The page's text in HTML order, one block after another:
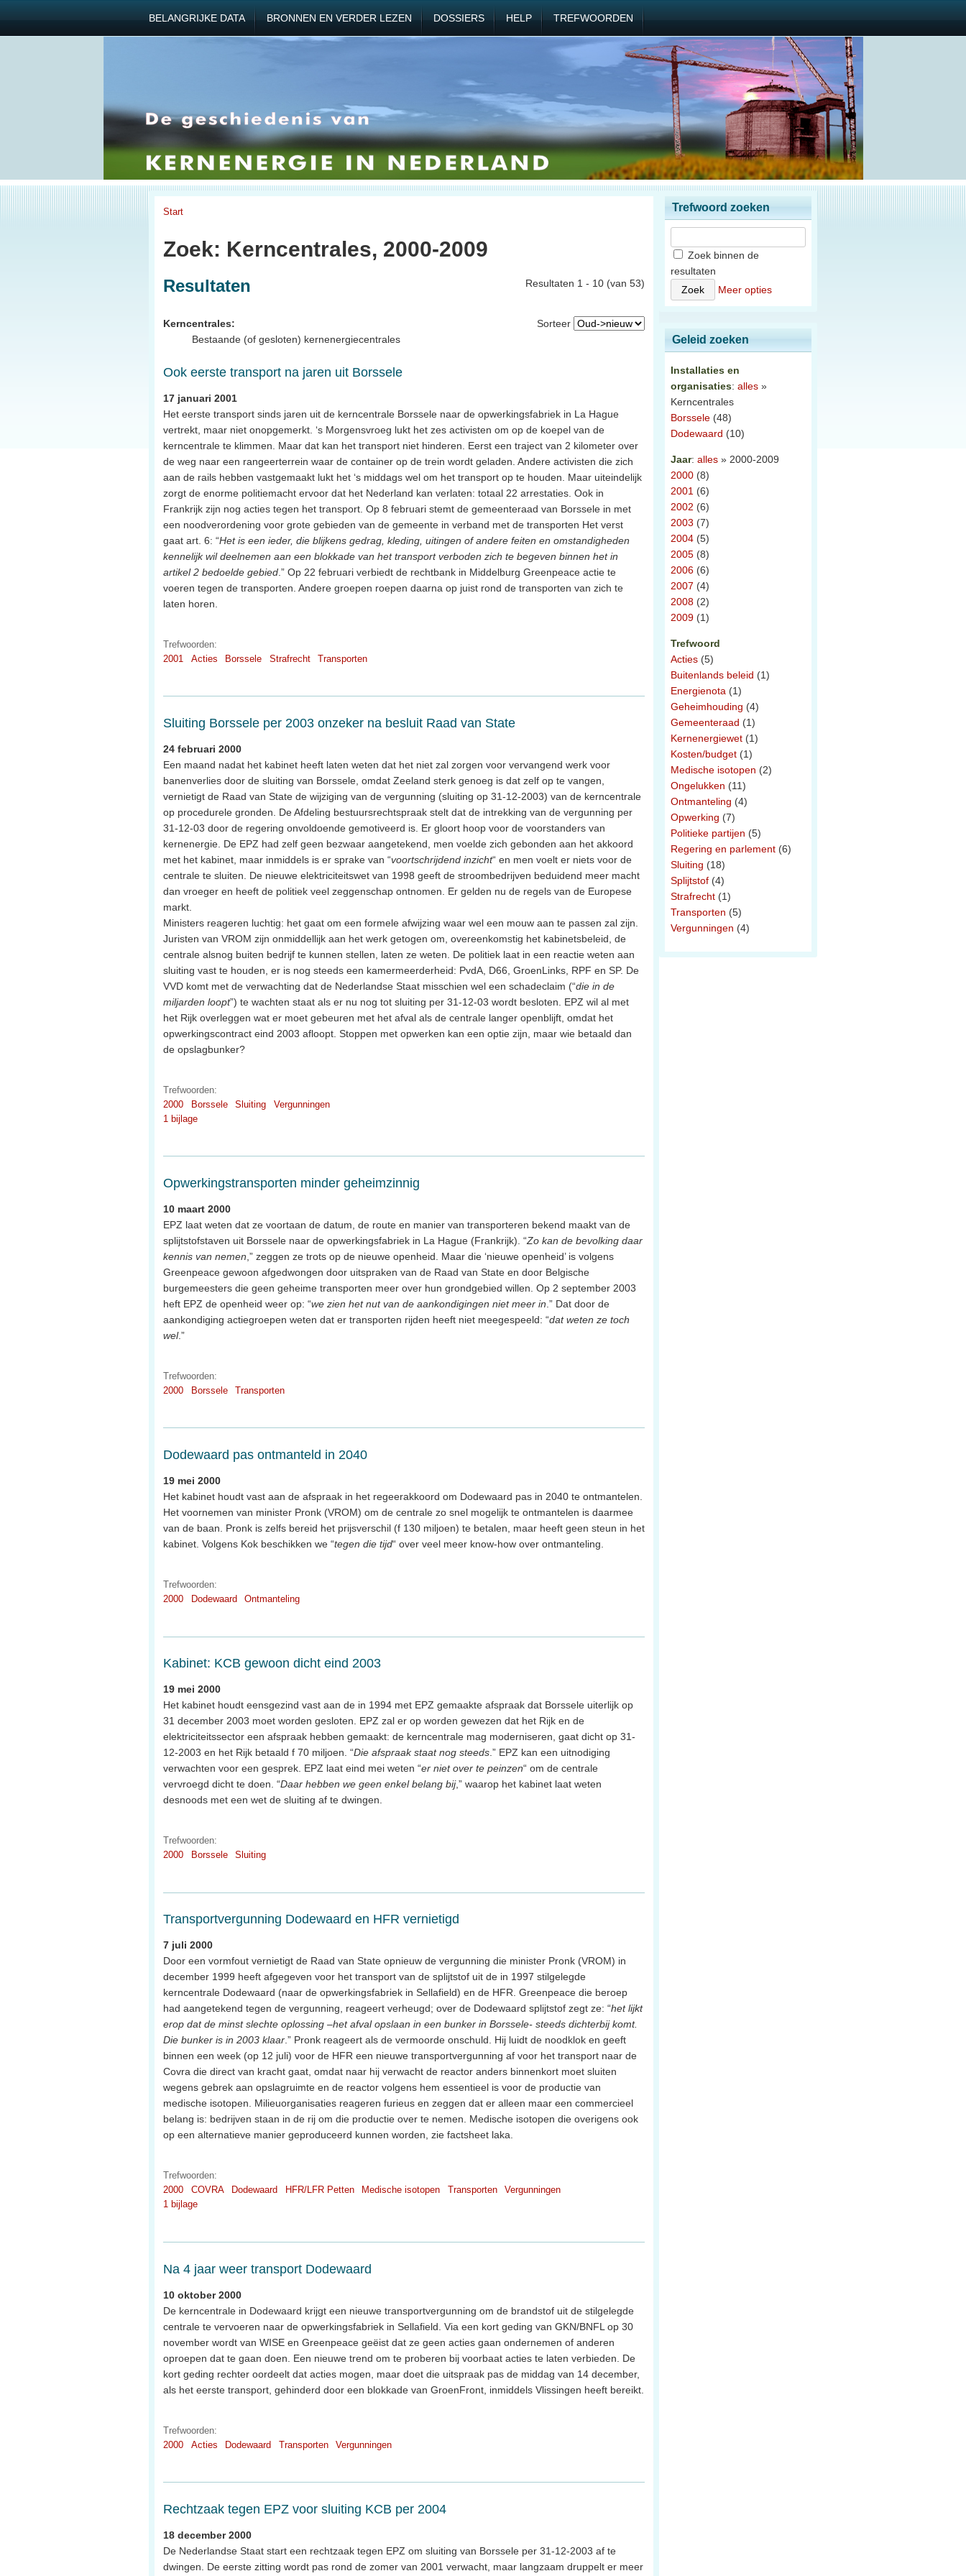
BELANGRIJKE DATA BRONNEN EN VERDER LEZEN DOSSIERS HELP TREFWOORDEN
Start
Zoek: Kerncentrales, 2000-2009
Resultaten 1 - 10 (van 53)
Resultaten
Sorteer
Kerncentrales:
Bestaande (of gesloten) kernenergiecentrales
Ook eerste transport na jaren uit Borssele
17 januari 2001
Het eerste transport sinds jaren uit de kerncentrale Borssele naar de opwerkingsfabriek in La Hague
vertrekt, maar niet onopgemerkt. ‘s Morgensvroeg lukt het zes activisten om op de koepel van de
kerncentrale te klimmen. Maar dat kan het transport niet hinderen. Eerst een traject van 2 kilometer over
de weg naar een rangeerterrein waar de container op de trein wordt geladen. Andere activisten die zich
aan de rails hebben vastgemaakt lukt het ‘s middags wel om het transport op te houden. Maar uiteindelijk
zorgt de enorme politiemacht ervoor dat het Nederland kan verlaten: totaal 22 arrestaties. Ook in
Frankrijk zijn nog acties tegen het transport. Op 8 februari stemt de gemeenteraad van Borssele in met
een noodverordening voor grote gebieden van de gemeente in verband met de transporten Het verst
gaat art. 6: “Het is een ieder, die blijkens gedrag, kleding, uitingen of andere feiten en omstandigheden
kennelijk wil deelnemen aan een blokkade van het transport verboden zich te begeven binnen het in
artikel 2 bedoelde gebied .” Op 22 februari verbiedt de rechtbank in Middelburg Greenpeace actie te
voeren tegen de transporten. Andere groepen roepen daarna op juist rond de transporten van zich te
laten horen.
Trefwoorden:
2001
Acties Borssele Strafrecht Transporten
Sluiting Borssele per 2003 onzeker na besluit Raad van State
24 februari 2000
Een maand nadat het kabinet heeft laten weten dat het niet zal zorgen voor vervangend werk voor
banenverlies door de sluiting van Borssele, omdat Zeeland sterk genoeg is dat zelf op te vangen,
vernietigt de Raad van State de wijziging van de vergunning (sluiting op 31-12-2003) van de kerncentrale
op procedurele gronden. De Afdeling bestuursrechtspraak stelt dat de intrekking van de vergunning per
31-12-03 door de regering onvoldoende gemotiveerd is. Er gloort hoop voor de voorstanders van
kernenergie. De EPZ had zelf geen bezwaar aangetekend, men voelde zich gebonden aan het akkoord
met het kabinet, maar inmiddels is er sprake van “voortschrijdend inzicht“ en men voelt er niets voor de
centrale te sluiten. De nieuwe elektriciteitswet van 1998 geeft de stroombedrijven beduidend meer macht
dan vroeger en heeft de politiek veel zeggenschap ontnomen. Er gelden nu de regels van de Europese
markt.
Ministers reageren luchtig: het gaat om een formele afwijzing waar wel een mouw aan te passen zal zijn.
Juristen van VROM zijn onmiddellijk aan het werk getogen om, overeenkomstig het kabinetsbeleid, de
centrale alsnog buiten bedrijf te kunnen stellen, laten ze weten. De politiek laat in een reactie weten aan
sluiting vast te houden, er is nog steeds een kamermeerderheid: PvdA, D66, GroenLinks, RPF en SP. De
VVD komt met de verwachting dat de Nederlandse Staat misschien wel een schadeclaim (“die in de
miljarden loopt”) te wachten staat als er nu nog tot sluiting per 31-12-03 wordt besloten. EPZ wil al met
het Rijk overleggen wat er moet gebeuren met het afval als de centrale langer openblijft, omdat het
opwerkingscontract eind 2003 afloopt. Stoppen met opwerken kan een optie zijn, maar wie betaald dan
de opslagbunker?
Trefwoorden:
2000
Borssele Sluiting
Vergunningen
1 bijlage
Opwerkingstransporten minder geheimzinnig
10 maart 2000
EPZ laat weten dat ze voortaan de datum, de route en manier van transporteren bekend maakt van de
splijtstofstaven uit Borssele naar de opwerkingsfabriek in La Hague (Frankrijk). “Zo kan de bevolking daar
kennis van nemen ,” zeggen ze trots op de nieuwe openheid. Maar die ‘nieuwe openheid’ is volgens
Greenpeace gewoon afgedwongen door uitspraken van de Raad van State en door Belgische
burgemeesters die geen geheime transporten meer over hun grondgebied willen. Op 2 september 2003
heft EPZ de openheid weer op: “we zien het nut van de aankondigingen niet meer in .” Dat door de
aankondiging actiegroepen weten dat er transporten rijden heeft niet meegespeeld: “dat weten ze toch
wel.”
Trefwoorden:
2000
Borssele Transporten
Dodewaard pas ontmanteld in 2040
19 mei 2000
Het kabinet houdt vast aan de afspraak in het regeerakkoord om Dodewaard pas in 2040 te ontmantelen.
Het voornemen van minister Pronk (VROM) om de centrale zo snel mogelijk te ontmantelen is daarmee
van de baan. Pronk is zelfs bereid het prijsverschil (f 130 miljoen) te betalen, maar heeft geen steun in het
kabinet. Volgens Kok beschikken we “tegen die tijd“ over veel meer know-how over ontmanteling.
Trefwoorden:
2000
Dodewaard Ontmanteling
Kabinet: KCB gewoon dicht eind 2003
19 mei 2000
Het kabinet houdt eensgezind vast aan de in 1994 met EPZ gemaakte afspraak dat Borssele uiterlijk op
31 december 2003 moet worden gesloten. EPZ zal er op worden gewezen dat het Rijk en de
elektriciteitssector een afspraak hebben gemaakt: de kerncentrale mag moderniseren, gaat dicht op 31-
12-2003 en het Rijk betaald f 70 miljoen. “Die afspraak staat nog steeds.” EPZ kan een uitnodiging
verwachten voor een gesprek. EPZ laat eind mei weten “er niet over te peinzen“ om de centrale
vervroegd dicht te doen. “Daar hebben we geen enkel belang bij,” waarop het kabinet laat weten
desnoods met een wet de sluiting af te dwingen.
Trefwoorden:
2000
Borssele Sluiting
Transportvergunning Dodewaard en HFR vernietigd
7 juli 2000
Door een vormfout vernietigt de Raad van State opnieuw de vergunning die minister Pronk (VROM) in
december 1999 heeft afgegeven voor het transport van de splijtstof uit de in 1997 stilgelegde
kerncentrale Dodewaard (naar de opwerkingsfabriek in Sellafield) en de HFR. Greenpeace die beroep
had aangetekend tegen de vergunning, reageert verheugd; over de Dodewaard splijtstof zegt ze: “het lijkt
erop dat de minst slechte oplossing –het afval opslaan in een bunker in Borssele- steeds dichterbij komt.
Die bunker is in 2003 klaar.” Pronk reageert als de vermoorde onschuld. Hij luidt de noodklok en geeft
binnen een week (op 12 juli) voor de HFR een nieuwe transportvergunning af voor het transport naar de
Covra die direct van kracht gaat, omdat naar hij verwacht de reactor anders binnenkort moet sluiten
wegens gebrek aan opslagruimte en de reactor volgens hem essentieel is voor de productie van
medische isotopen. Milieuorganisaties reageren furieus en zeggen dat er alleen maar een commercieel
belang is: bedrijven staan in de rij om die productie over te nemen. Medische isotopen die overigens ook
op een alternatieve manier geproduceerd kunnen worden, zie factsheet laka.
Trefwoorden:
2000
COVRA Dodewaard HFR/LFR Petten Medische isotopen Transporten
Vergunningen
1 bijlage
Na 4 jaar weer transport Dodewaard
10 oktober 2000
De kerncentrale in Dodewaard krijgt een nieuwe transportvergunning om de brandstof uit de stilgelegde
centrale te vervoeren naar de opwerkingsfabriek in Sellafield. Via een kort geding van GKN/BNFL op 30
november wordt van WISE en Greenpeace geëist dat ze geen acties gaan ondernemen of anderen
oproepen dat te gaan doen. Een nieuwe trend om te proberen bij voorbaat acties te laten verbieden. De
kort geding rechter oordeelt dat acties mogen, maar doet die uitspraak pas de middag van 14 december,
als het eerste transport, gehinderd door een blokkade van GroenFront, inmiddels Vlissingen heeft bereikt.
Trefwoorden:
2000
Acties Dodewaard Transporten Vergunningen
Rechtzaak tegen EPZ voor sluiting KCB per 2004
18 december 2000
De Nederlandse Staat start een rechtzaak tegen EPZ om sluiting van Borssele per 31-12-2003 af te
dwingen. De eerste zitting wordt pas rond de zomer van 2001 verwacht, maar langzaam druppelt er meer
Trefwoord zoeken
Zoek binnen de
resultaten
Meer opties
Geleid zoeken
Installaties en
organisaties: alles »
Kerncentrales
Borssele (48)
Dodewaard (10)
Jaar: alles » 2000-2009
2000 (8)
2001 (6)
2002 (6)
2003 (7)
2004 (5)
2005 (8)
2006 (6)
2007 (4)
2008 (2)
2009 (1)
Trefwoord
Acties (5)
Buitenlands beleid (1)
Energienota (1)
Geheimhouding (4)
Gemeenteraad (1)
Kernenergiewet (1)
Kosten/budget (1)
Medische isotopen (2)
Ongelukken (11)
Ontmanteling (4)
Opwerking (7)
Politieke partijen (5)
Regering en parlement (6)
Sluiting (18)
Splijtstof (4)
Strafrecht (1)
Transporten (5)
Vergunningen (4)